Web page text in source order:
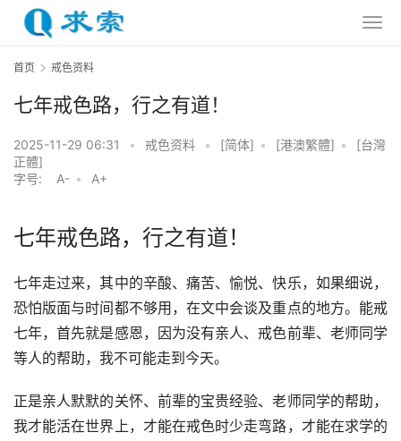
首页 戒色资料
七年戒色路，行之有道！
2025-11-29 06:31 • 戒色资料 • [简体] • [港澳繁體] •
[台灣
正體]
字号:
A- • A+
七年戒色路，行之有道！
七年走过来，其中的辛酸、痛苦、愉悦、快乐，如果细说，
恐怕版面与时间都不够用，在文中会谈及重点的地方。能戒
七年，首先就是感恩，因为没有亲人、戒色前辈、老师同学
等人的帮助，我不可能走到今天。
正是亲人默默的关怀、前辈的宝贵经验、老师同学的帮助，
我才能活在世界上，才能在戒色时少走弯路，才能在求学的